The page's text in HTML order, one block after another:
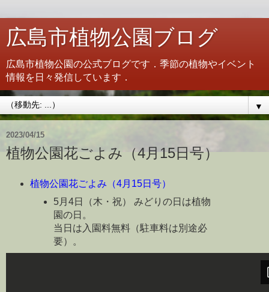
広島市植物公園ブログ
広島市植物公園の公式ブログです．季節の植物やイベント
情報を日々発信しています．
▼
2023/04/15
植物公園花ごよみ（4月15日号）
植物公園花ごよみ（4月15日号）
5月4日（木・祝） みどりの日は植物
園の日。
当日は入園料無料（駐車料は別途必
要）。